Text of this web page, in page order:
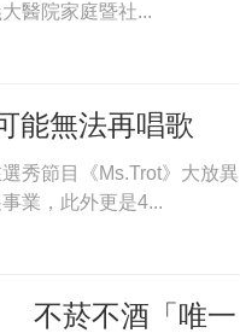
醫院家庭暨社...
能無法再唱歌
秀節目《Ms.Trot》大放異
業，此外更是4...
不菸不酒「唯一